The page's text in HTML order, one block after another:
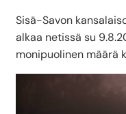
Sisä-Savon
alkaa netissä su
monipuolinen määrä